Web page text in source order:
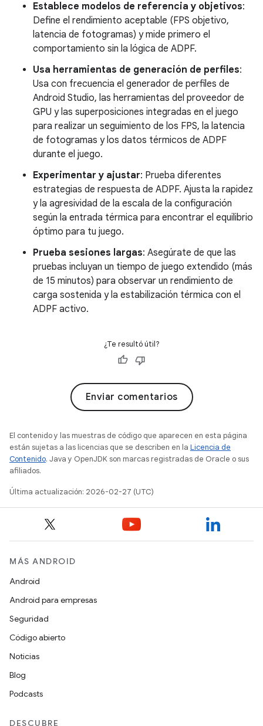
Establece modelos de referencia y objetivos:
Define el rendimiento aceptable (FPS objetivo,
latencia de fotogramas) y mide primero el
comportamiento sin la lógica de ADPF.
Usa herramientas de generación de perfiles:
Usa con frecuencia el generador de perfiles de
Android Studio, las herramientas del proveedor de
GPU y las superposiciones integradas en el juego
para realizar un seguimiento de los FPS, la latencia
de fotogramas y los datos térmicos de ADPF
durante el juego.
Experimentar y ajustar: Prueba diferentes
estrategias de respuesta de ADPF. Ajusta la rapidez
y la agresividad de la escala de la configuración
según la entrada térmica para encontrar el equilibrio
óptimo para tu juego.
Prueba sesiones largas: Asegúrate de que las
pruebas incluyan un tiempo de juego extendido (más
de 15 minutos) para observar un rendimiento de
carga sostenida y la estabilización térmica con el
ADPF activo.
¿Te resultó útil?
Enviar comentarios
El contenido y las muestras de código que aparecen en esta página
están sujetas a las licencias que se describen en la Licencia de
Contenido. Java y OpenJDK son marcas registradas de Oracle o sus
afiliados.
Última actualización: 2026-02-27 (UTC)
MÁS ANDROID
Android
Android para empresas
Seguridad
Código abierto
Noticias
Blog
Podcasts
DESCUBRE